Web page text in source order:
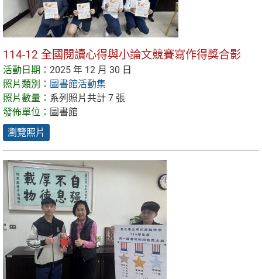
114-12 全國閱讀心得與小論文競賽寫作得獎合影
活動日期： 2025 年 12 月 30 日
照片類別： 圖書館活動集
照片數量： 系列照片共計 7 張
發佈單位： 圖書館
瀏覽照片